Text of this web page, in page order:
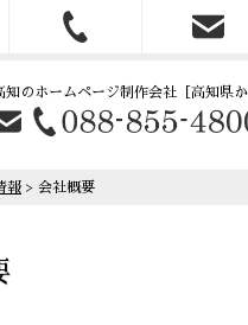
知のホームページ制作会社 ［高知県
報 > 会社概要